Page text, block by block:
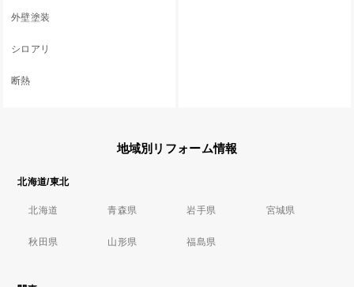
外壁塗装
シロアリ
断熱
地域別リフォーム情報
北海道/東北
北海道 青森県 岩手県 宮城県
秋田県 山形県 福島県